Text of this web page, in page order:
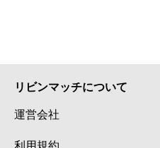
リビンマッチについて
運営会社
利用規約